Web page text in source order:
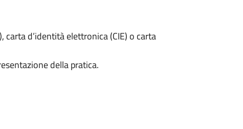
d’identità elettronica (CIE) o carta
della pratica.